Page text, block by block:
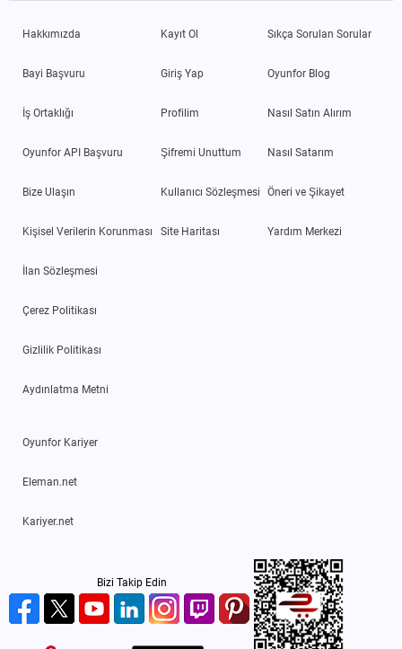
Hakkımızda
Bayi Başvuru
İş Ortaklığı
Oyunfor API Başvuru
Bize Ulaşın
Kişisel Verilerin Korunması
İlan Sözleşmesi
Çerez Politikası
Gizlilik Politikası
Aydınlatma Metni
Kayıt Ol
Giriş Yap
Profilim
Şifremi Unuttum
Kullanıcı Sözleşmesi
Site Haritası
Sıkça Sorulan Sorular
Oyunfor Blog
Nasıl Satın Alırım
Nasıl Satarım
Öneri ve Şikayet
Yardım Merkezi
Oyunfor Kariyer
Eleman.net
Kariyer.net
Bizi Takip Edin